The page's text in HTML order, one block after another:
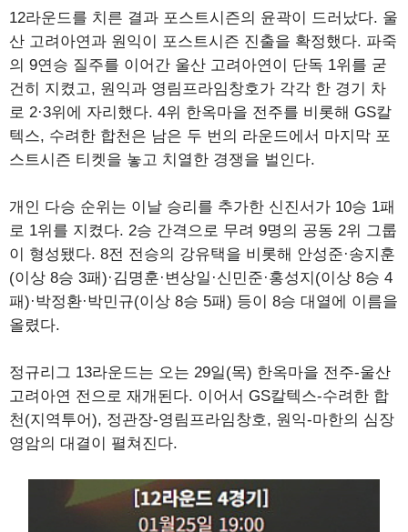
12라운드를 치른 결과 포스트시즌의 윤곽이 드러났다. 울
산 고려아연과 원익이 포스트시즌 진출을 확정했다. 파죽
의 9연승 질주를 이어간 울산 고려아연이 단독 1위를 굳
건히 지켰고, 원익과 영림프라임창호가 각각 한 경기 차
로 2·3위에 자리했다. 4위 한옥마을 전주를 비롯해 GS칼
텍스, 수려한 합천은 남은 두 번의 라운드에서 마지막 포
스트시즌 티켓을 놓고 치열한 경쟁을 벌인다.
개인 다승 순위는 이날 승리를 추가한 신진서가 10승 1패
로 1위를 지켰다. 2승 간격으로 무려 9명의 공동 2위 그룹
이 형성됐다. 8전 전승의 강유택을 비롯해 안성준·송지훈
(이상 8승 3패)·김명훈·변상일·신민준·홍성지(이상 8승 4
패)·박정환·박민규(이상 8승 5패) 등이 8승 대열에 이름을
올렸다.
정규리그 13라운드는 오는 29일(목) 한옥마을 전주-울산
고려아연 전으로 재개된다. 이어서 GS칼텍스-수려한 합
천(지역투어), 정관장-영림프라임창호, 원익-마한의 심장
영암의 대결이 펼쳐진다.